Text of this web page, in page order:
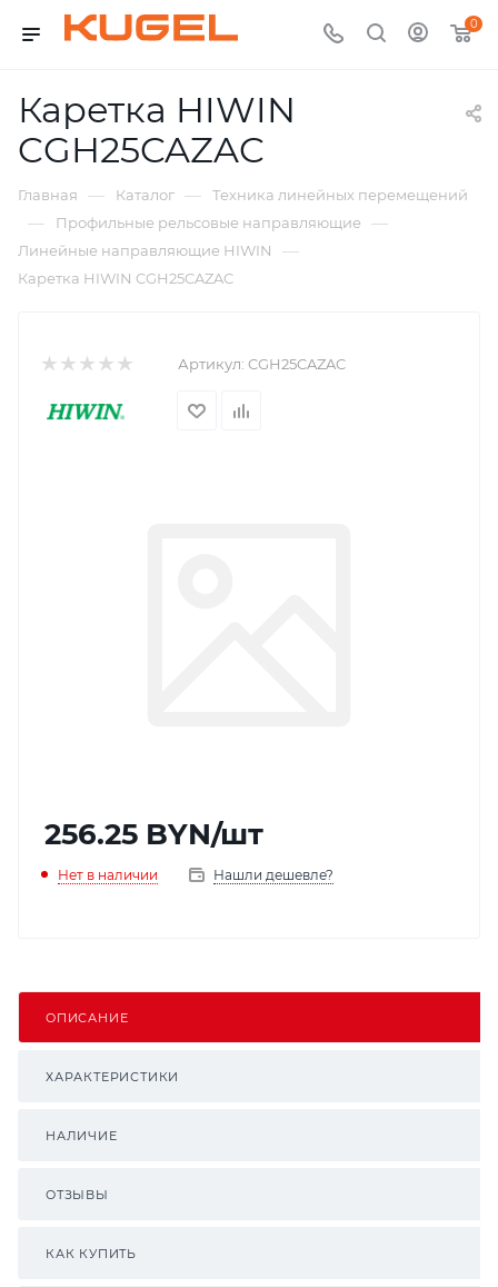
0
Каретка HIWIN
CGH25CAZAC
Главная — Каталог — Техника линейных перемещений
— Профильные рельсовые направляющие —
Линейные направляющие HIWIN —
Каретка HIWIN CGH25CAZAC
Артикул: CGH25CAZAC
256.25 BYN/шт
Нет в наличии Нашли дешевле?
ОПИСАНИЕ
ХАРАКТЕРИСТИКИ
НАЛИЧИЕ
ОТЗЫВЫ
КАК КУПИТЬ